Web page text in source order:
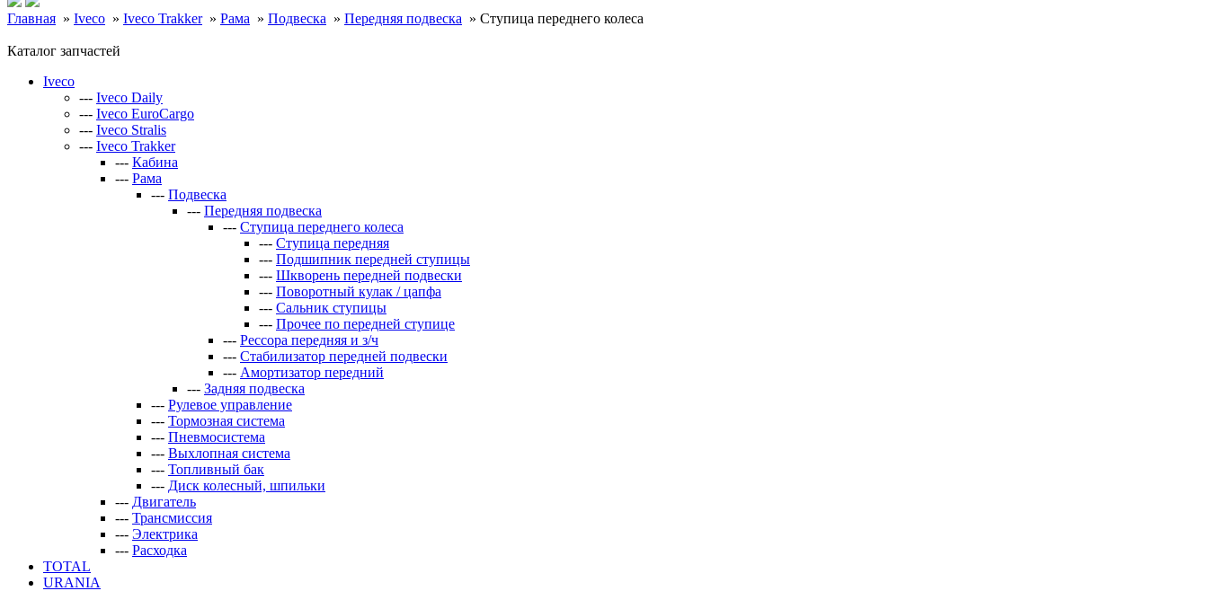
Главная » Iveco » Iveco Trakker » Рама » Подвеска » Передняя подвеска » Ступица переднего колеса
Каталог запчастей
Iveco
--- Iveco Daily
--- Iveco EuroCargo
--- Iveco Stralis
--- Iveco Trakker
--- Кабина
--- Рама
--- Подвеска
--- Передняя подвеска
--- Ступица переднего колеса
--- Ступица передняя
--- Подшипник передней ступицы
--- Шкворень передней подвески
--- Поворотный кулак / цапфа
--- Сальник ступицы
--- Прочее по передней ступице
--- Рессора передняя и з/ч
--- Стабилизатор передней подвески
--- Амортизатор передний
--- Задняя подвеска
--- Рулевое управление
--- Тормозная система
--- Пневмосистема
--- Выхлопная система
--- Топливный бак
--- Диск колесный, шпильки
--- Двигатель
--- Трансмиссия
--- Электрика
--- Расходка
TOTAL
URANIA